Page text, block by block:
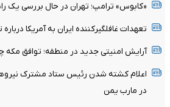
«کابوس» ترامپ؛ تهران در حال بررسی یک
تعهدات غافلگیرکننده ایران به آمریکا
آرایش امنیتی جدید در منطقه؛ توافق مکه
اعلام کشته شدن رئیس ستاد مشترک
در مارب یمن